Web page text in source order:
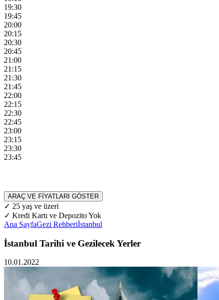
19:30
19:45
20:00
20:15
20:30
20:45
21:00
21:15
21:30
21:45
22:00
22:15
22:30
22:45
23:00
23:15
23:30
23:45
ARAÇ VE FİYATLARI GÖSTER
✓ 25 yaş ve üzeri
✓ Kredi Kartı ve Depozito Yok
Ana SayfaGezi Rehberiİstanbul
İstanbul Tarihi ve Gezilecek Yerler
10.01.2022